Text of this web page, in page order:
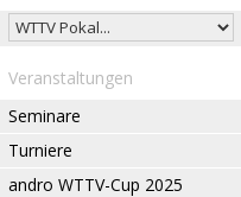
Veranstaltungen
Seminare
Turniere
andro WTTV-Cup 2025